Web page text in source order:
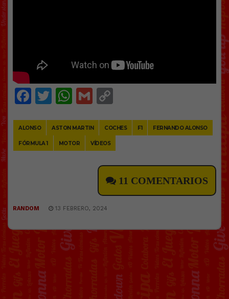
Facebook
Twitter
WhatsApp
Gmail
ALONSO ASTON MARTIN COCHES F1 FERNANDO ALONSO
FÓRMULA 1 MOTOR VÍDEOS
11 COMENTARIOS
RANDOM 13 FEBRERO, 2024